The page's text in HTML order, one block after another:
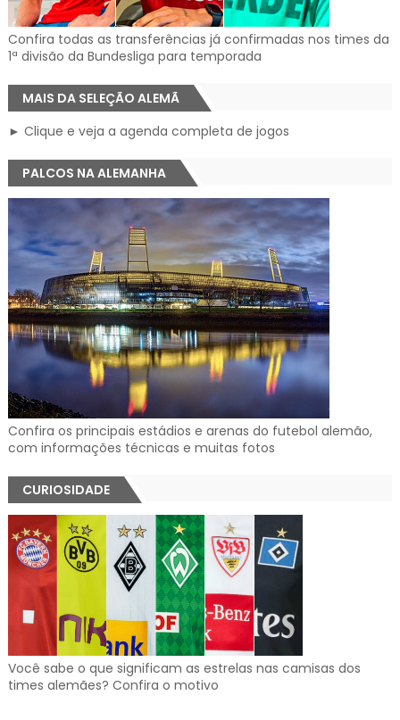
Confira todas as transferências já confirmadas nos times da
1ª divisão da Bundesliga para temporada
MAIS DA SELEÇÃO ALEMÃ
► Clique e veja a agenda completa de jogos
PALCOS NA ALEMANHA
Confira os principais estádios e arenas do futebol alemão,
com informações técnicas e muitas fotos
CURIOSIDADE
Você sabe o que significam as estrelas nas camisas dos
times alemães? Confira o motivo